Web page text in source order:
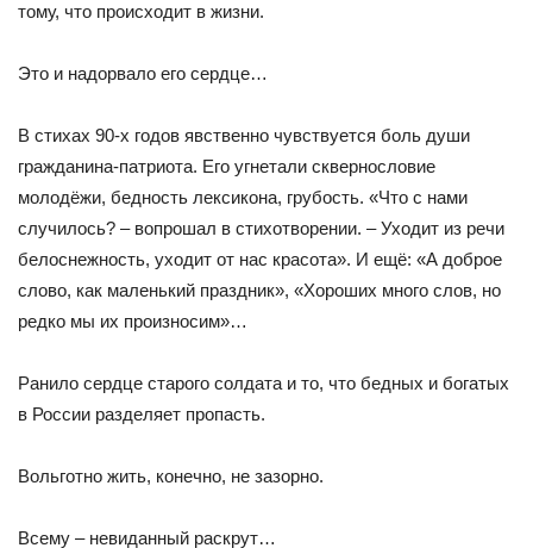
тому, что происходит в жизни.
Это и надорвало его сердце…
В стихах 90-х годов явственно чувствуется боль души
гражданина-патриота. Его угнетали сквернословие
молодёжи, бед­ность лексикона, грубость. «Что с нами
случилось? – вопрошал в стихотворении. – Уходит из речи
белоснежность, уходит от нас красота». И ещё: «А доброе
слово, как маленький праздник», «Хороших много слов, но
редко мы их произносим»…
Ранило сердце старого солдата и то, что бедных и богатых
в России разделяет пропасть.
Вольготно жить, конечно, не зазорно.
Всему – невиданный раскрут…